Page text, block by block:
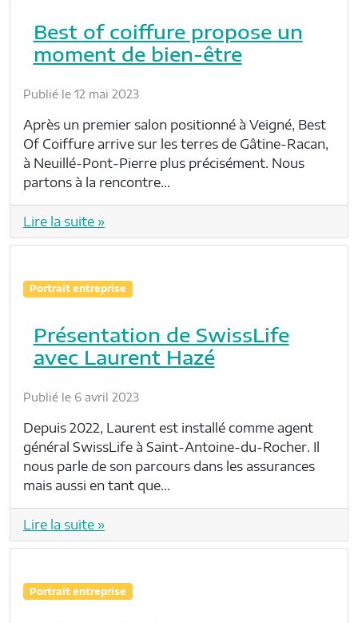
Best of coiffure propose un
moment de bien-être
Publié le 12 mai 2023
Après un premier salon positionné à Veigné, Best
Of Coiffure arrive sur les terres de Gâtine-Racan,
à Neuillé-Pont-Pierre plus précisément. Nous
partons à la rencontre…
Lire la suite »
Portrait entreprise
Présentation de SwissLife
avec Laurent Hazé
Publié le 6 avril 2023
Depuis 2022, Laurent est installé comme agent
général SwissLife à Saint-Antoine-du-Rocher. Il
nous parle de son parcours dans les assurances
mais aussi en tant que…
Lire la suite »
Portrait entreprise